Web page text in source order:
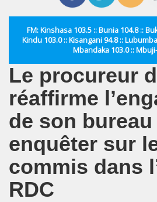
FM: Kinshasa 103.5 :: Bunia 104.8 ::
Kindu 103.0 :: Kisangani 94.8 ::
Mbandaka 103.0 ::
Le procureur
réaffirme
de son bureau
enquêter sur
commis dans
RDC